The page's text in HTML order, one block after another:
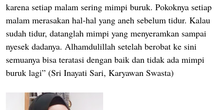
karena setiap malam sering mimpi buruk. Pokoknya setiap
malam merasakan hal-hal yang aneh sebelum tidur. Kalau
sudah tidur, datanglah mimpi yang menyeramkan sampai
nyesek dadanya. Alhamdulillah setelah berobat ke sini
semuanya bisa teratasi dengan baik dan tidak ada mimpi
buruk lagi” (Sri Inayati Sari, Karyawan Swasta)